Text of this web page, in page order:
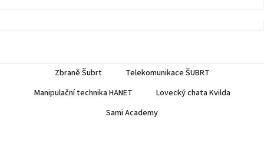
Zbraně Šubrt
Telekomunikace ŠUBRT
Manipulační technika HANET
Lovecký chata Kvilda
Sami Academy